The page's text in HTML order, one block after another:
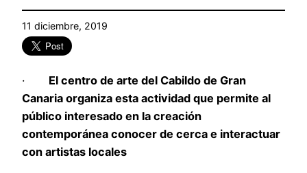
11 diciembre, 2019
· El centro de arte del Cabildo de Gran
Canaria organiza esta actividad que permite al
público interesado en la creación
contemporánea conocer de cerca e interactuar
con artistas locales